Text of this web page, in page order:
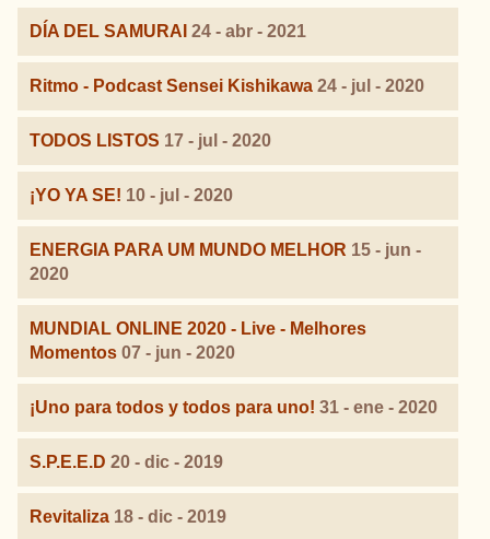
DÍA DEL SAMURAI 24 - abr - 2021
Ritmo - Podcast Sensei Kishikawa 24 - jul - 2020
TODOS LISTOS 17 - jul - 2020
¡YO YA SE! 10 - jul - 2020
ENERGIA PARA UM MUNDO MELHOR 15 - jun -
2020
MUNDIAL ONLINE 2020 - Live - Melhores
Momentos 07 - jun - 2020
¡Uno para todos y todos para uno! 31 - ene - 2020
S.P.E.E.D 20 - dic - 2019
Revitaliza 18 - dic - 2019